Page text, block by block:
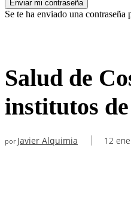
Se te ha enviado una contraseña
Salud de
institutos
por Javier Alquimia 12